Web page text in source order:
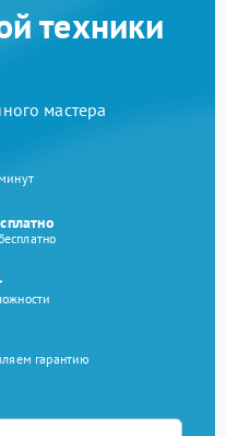
техники
мастера
гарантию